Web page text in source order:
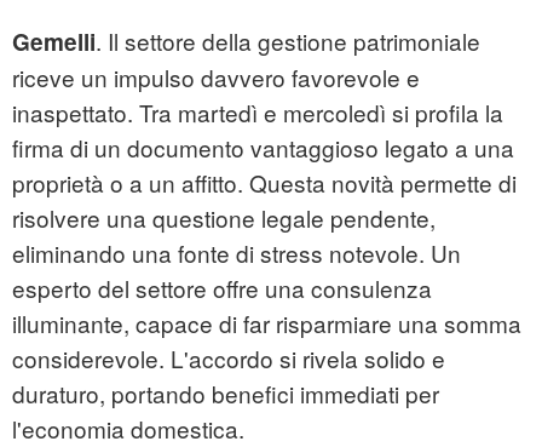
Gemelli. Il settore della gestione patrimoniale
riceve un impulso davvero favorevole e
inaspettato. Tra martedì e mercoledì si profila la
firma di un documento vantaggioso legato a una
proprietà o a un affitto. Questa novità permette di
risolvere una questione legale pendente,
eliminando una fonte di stress notevole. Un
esperto del settore offre una consulenza
illuminante, capace di far risparmiare una somma
considerevole. L'accordo si rivela solido e
duraturo, portando benefici immediati per
l'economia domestica.